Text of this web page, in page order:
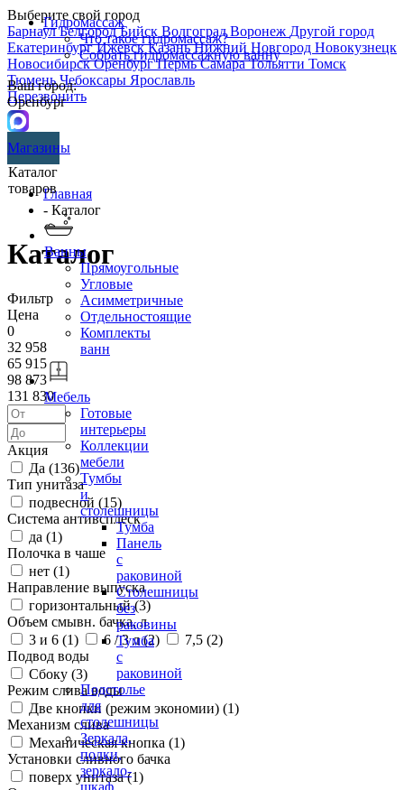
Выберите свой город
БарнаулБелгородБийск ВолгоградВоронеж Другой город
ЕкатеринбургИжевскКазаньНижний Новгород Новокузнецк
НовосибирскОренбургПермьСамараТольятти Томск
ТюменьЧебоксары Ярославль
Перезвонить
Гидромассаж
Что такое гидромассаж?
Собрать гидромассажную ванну
Ваш город:
Оренбург
Магазины
Каталог
товаров
Ванны
Прямоугольные
Угловые
Асимметричные
Отдельностоящие
Комплекты
ванн
Мебель
Готовые
интерьеры
Коллекции
мебели
Тумбы
и
столешницы
Тумба
Панель
с
раковиной
Столешницы
без
раковины
Тумба
с
раковиной
Подстолье
для
столешницы
Зеркала,
полки,
зеркало-
Главная
- Каталог
Каталог
Фильтр
Цена
0
32 958
65 915
98 873
131 830
Акция
Да (136)
Тип унитаза
подвесной (15)
Система антивсплеск
да (1)
Полочка в чаше
нет (1)
Направление выпуска
горизонтальный (3)
Объем смывн. бачка, л
3 и 6 (1) 6 / 3 л (2) 7,5 (2)
Подвод воды
Сбоку (3)
Режим слива воды
Две кнопки (режим экономии) (1)
Механизм слива
Механическая кнопка (1)
Установки сливного бачка
поверх унитаза (1)